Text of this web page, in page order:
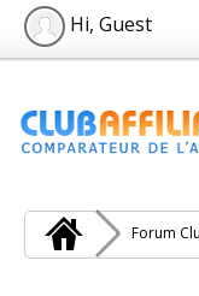
Hi, Guest
Forum